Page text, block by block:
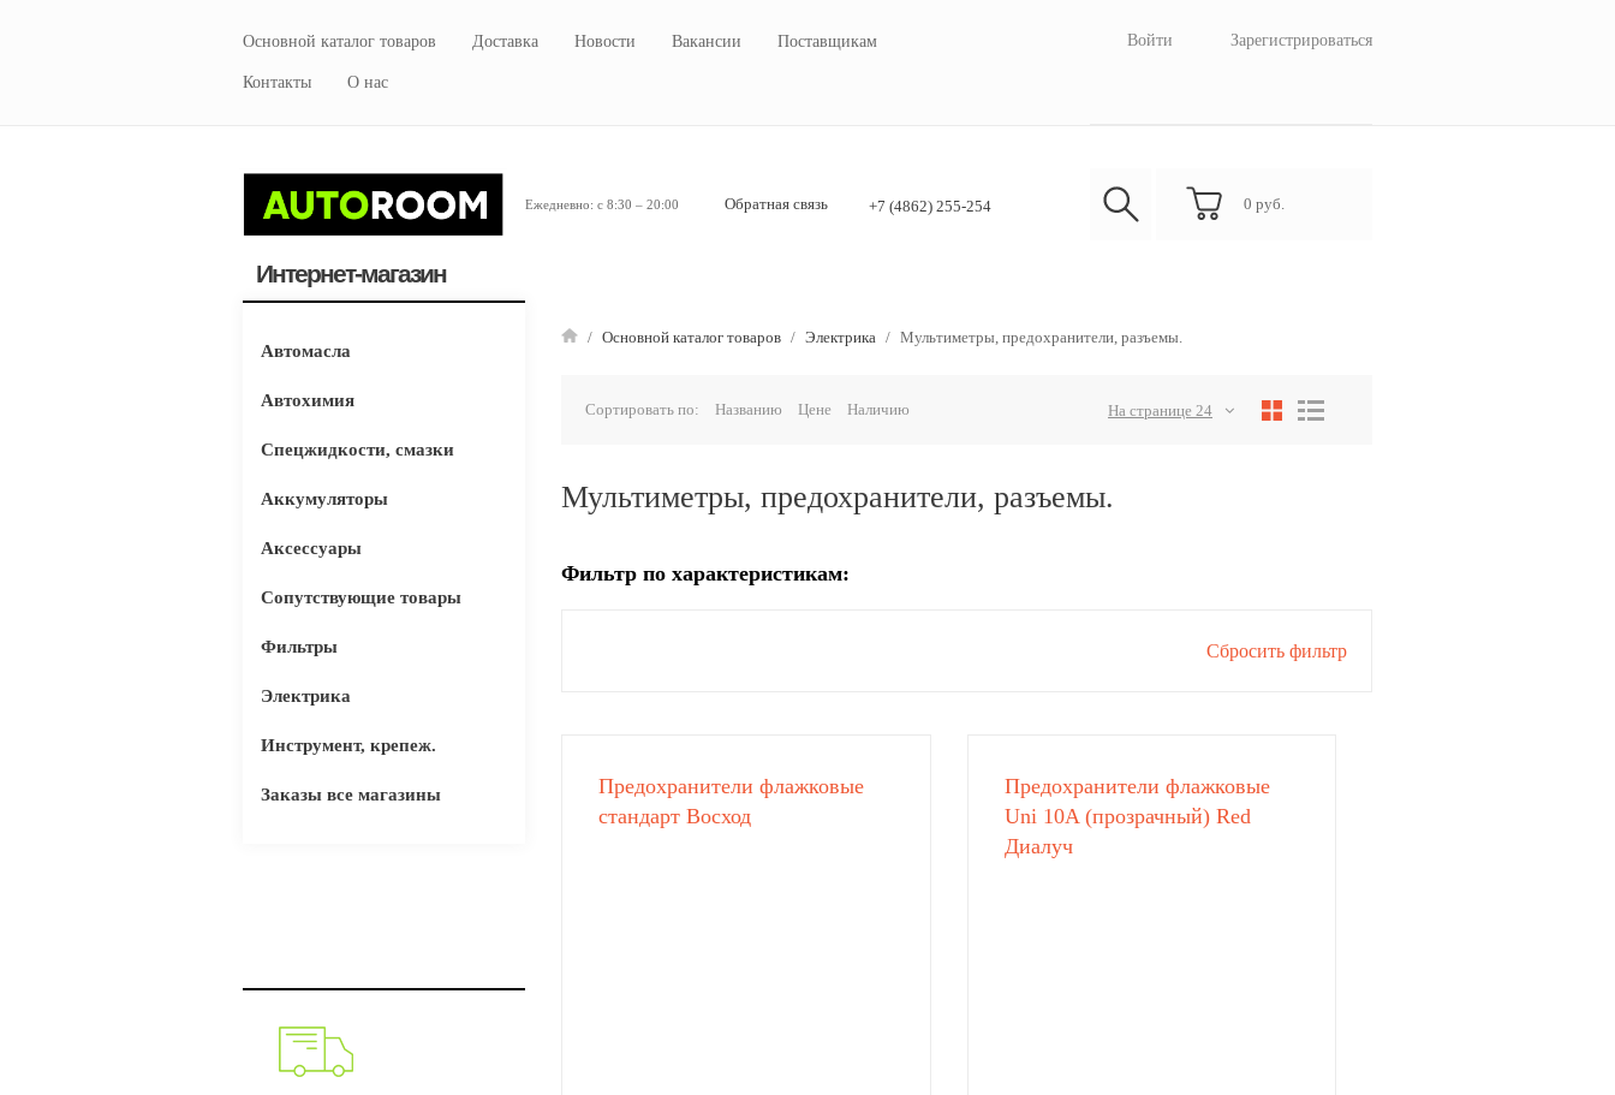
Основной каталог товаров Доставка Новости Вакансии Поставщикам
Контакты О нас
Войти Зарегистрироваться
Интернет-магазин
Ежедневно: с 8:30 – 20:00 Обратная связь +7 (4862) 255-254 0 руб.
Автомасла
Автохимия
Спецжидкости, смазки
Аккумуляторы
Аксессуары
Сопутствующие товары
Фильтры
Электрика
Инструмент, крепеж.
Заказы все магазины
/ Основной каталог товаров / Электрика / Мультиметры, предохранители, разъемы.
Сортировать по: Названию Цене Наличию На странице 24
Мультиметры, предохранители, разъемы.
Фильтр по характеристикам:
Сбросить фильтр
Предохранители флажковые
стандарт Восход
Предохранители флажковые
Uni 10A (прозрачный) Red
Диалуч